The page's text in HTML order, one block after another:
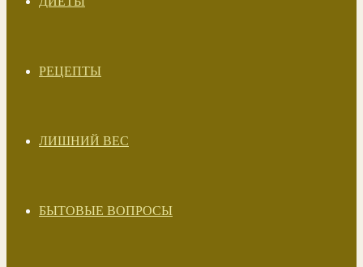
РЕЦЕПТЫ
ЛИШНИЙ ВЕС
БЫТОВЫЕ ВОПРОСЫ